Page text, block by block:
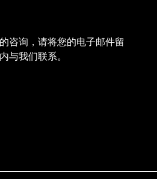
咨询，请将您的电子邮件留
与我们联系。